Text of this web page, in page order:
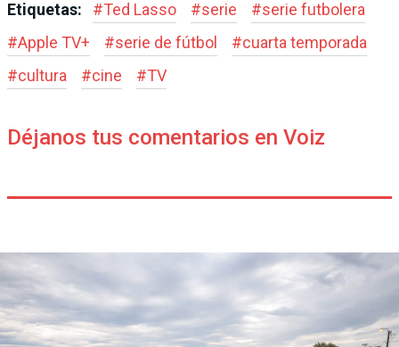
Etiquetas: #Ted Lasso #serie #serie futbolera
#Apple TV+ #serie de fútbol #cuarta temporada
#cultura #cine #TV
Déjanos tus comentarios en Voiz